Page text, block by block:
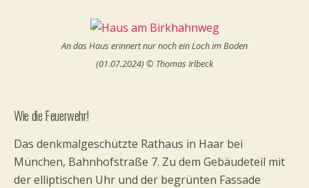
An das Haus erinnert nur noch ein Loch im Boden
(01.07.2024) © Thomas Irlbeck
Wie die Feuerwehr!
Das denkmalgeschützte Rathaus in Haar bei
München, Bahnhofstraße 7. Zu dem Gebäudeteil mit
der elliptischen Uhr und der begrünten Fassade